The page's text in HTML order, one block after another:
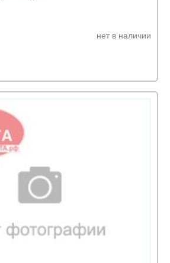
нет в наличии